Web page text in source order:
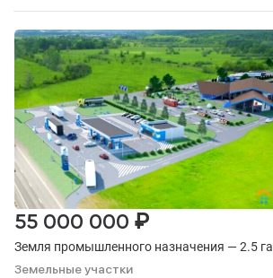
Земля промышленного назначения — 2.5 га
Земельные участки
55 000 000 ₽